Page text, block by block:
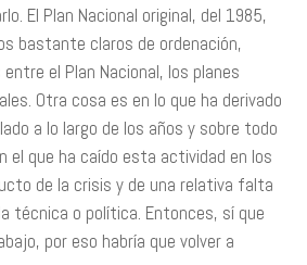
El Plan Nacional original, del 1985,
bastante claros de ordenación,
el Plan Nacional, los planes
Otra cosa es en lo que ha derivado
a lo largo de los años y sobre todo
el que ha caído esta actividad en los
de la crisis y de una relativa falta
técnica o política. Entonces, sí que
por eso habría que volver a